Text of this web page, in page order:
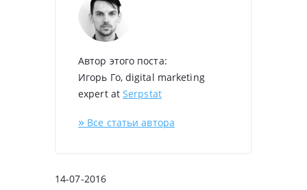
Автор этого поста:
Игорь Го, digital marketing
expert at Serpstat
» Все статьи автора
14-07-2016